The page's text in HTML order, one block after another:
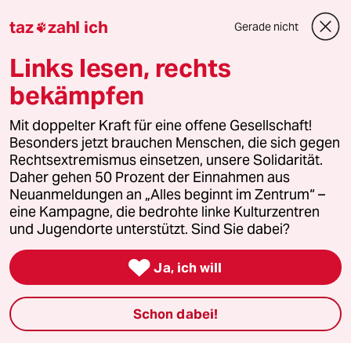
Wieder mal eine Erinnerung: Klimapolitik ist /in
Oder mit einer anderen Anekdote untermauert:
Sie mögen das Ereignis "Gelbe Westen" in
Frankreich als Proteste gegen die
Benzinpreiserhöhung in Erinnerung behalten
haben. Was Sie vielleicht in der Zwischenzeit
vergessen haben ist, dass Macron kurz davor
(a) die Vermögenssteuer abgeschafft hat und
(b) die Rente so reformiert, dass unterm Strich
nur die Reichen gewonnen haben. Was Framing
so alles kann...
[1]de.wikipedia.org/w...ung_in_Deutschland
[2] Dann könnte sich Herr Merz das Ding aber
wahrscheinlich nicht leisten. Stückzahlen.
Fertigungstiefe. All das. Economy of scale is a
taz zahl ich Gerade nicht
Links lesen, rechts
bekämpfen
Mit doppelter Kraft für eine offene Gesellschaft!
Besonders jetzt brauchen Menschen, die sich gegen
Rechtsextremismus einsetzen, unsere Solidarität.
Daher gehen 50 Prozent der Einnahmen aus
Neuanmeldungen an „Alles beginnt im Zentrum“ –
eine Kampagne, die bedrohte linke Kulturzentren
und Jugendorte unterstützt. Sind Sie dabei?
 Ja, ich will
Schon dabei!